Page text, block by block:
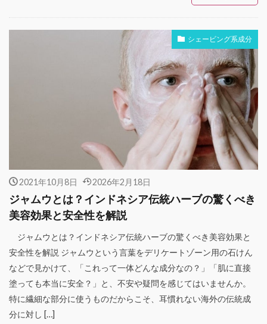
シェービング系成分
2021年10月8日 2026年2月18日
ジャムウとは？インドネシア伝統ハーブの驚くべき
美容効果と安全性を解説
ジャムウとは？インドネシア伝統ハーブの驚くべき美容効果と
安全性を解説 ジャムウという言葉をデリケートゾーン用の石けん
などで見かけて、「これって一体どんな成分なの？」「肌に直接
塗っても本当に安全？」と、不安や疑問を感じてはいませんか。
特に繊細な部分に使うものだからこそ、耳慣れない海外の伝統成
分に対し […]